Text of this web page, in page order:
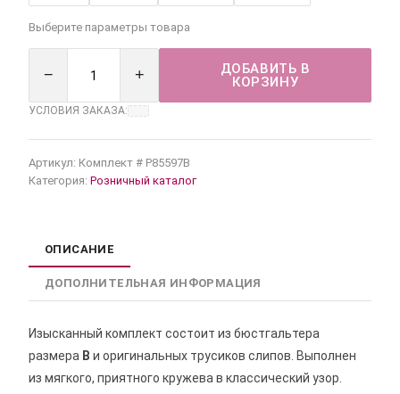
Выберите параметры товара
− +
ДОБАВИТЬ В
КОРЗИНУ
УСЛОВИЯ ЗАКАЗА:
Артикул: Комплект # Р85597В
Категория: Розничный каталог
ОПИСАНИЕ
ДОПОЛНИТЕЛЬНАЯ ИНФОРМАЦИЯ
Изысканный комплект состоит из бюстгальтера
размера В и оригинальных трусиков слипов. Выполнен
из мягкого, приятного кружева в классический узор.